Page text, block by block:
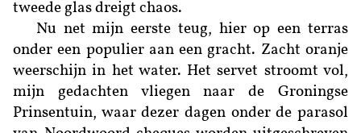
tweede glas dreigt chaos.
Nu net mijn eerste teug, hier op een terras
onder een populier aan een gracht. Zacht oranje
weerschijn in het water. Het servet stroomt vol,
mijn gedachten vliegen naar de Groningse
Prinsentuin, waar dezer dagen onder de parasol